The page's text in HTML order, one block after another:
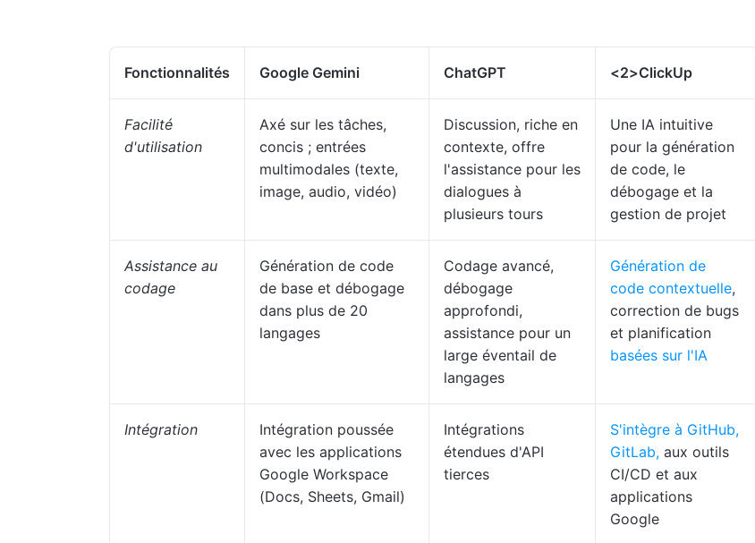
Fonctionnalités Google Gemini ChatGPT <2>ClickUp
Facilité
d'utilisation
Axé sur les tâches,
concis ; entrées
multimodales (texte,
image, audio, vidéo)
Discussion, riche en
contexte, offre
l'assistance pour les
dialogues à
plusieurs tours
Une IA intuitive
pour la génération
de code, le
débogage et la
gestion de projet
Assistance au
codage
Génération de code
de base et débogage
dans plus de 20
langages
Codage avancé,
débogage
approfondi,
assistance pour un
large éventail de
langages
Génération de
code contextuelle,
correction de bugs
et planification
basées sur l'IA
Intégration
Intégration poussée
avec les applications
Google Workspace
(Docs, Sheets, Gmail)
Intégrations
étendues d'API
tierces
S'intègre à GitHub,
GitLab, aux outils
CI/CD et aux
applications
Google